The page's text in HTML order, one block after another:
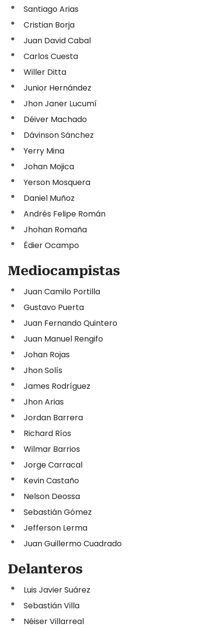
Santiago Arias
Cristian Borja
Juan David Cabal
Carlos Cuesta
Willer Ditta
Junior Hernández
Jhon Janer Lucumí
Déiver Machado
Dávinson Sánchez
Yerry Mina
Johan Mojica
Yerson Mosquera
Daniel Muñoz
Andrés Felipe Román
Jhohan Romaña
Édier Ocampo
Mediocampistas
Juan Camilo Portilla
Gustavo Puerta
Juan Fernando Quintero
Juan Manuel Rengifo
Johan Rojas
Jhon Solís
James Rodríguez
Jhon Arias
Jordan Barrera
Richard Ríos
Wilmar Barrios
Jorge Carracal
Kevin Castaño
Nelson Deossa
Sebastián Gómez
Jefferson Lerma
Juan Guillermo Cuadrado
Delanteros
Luis Javier Suárez
Sebastián Villa
Néiser Villarreal